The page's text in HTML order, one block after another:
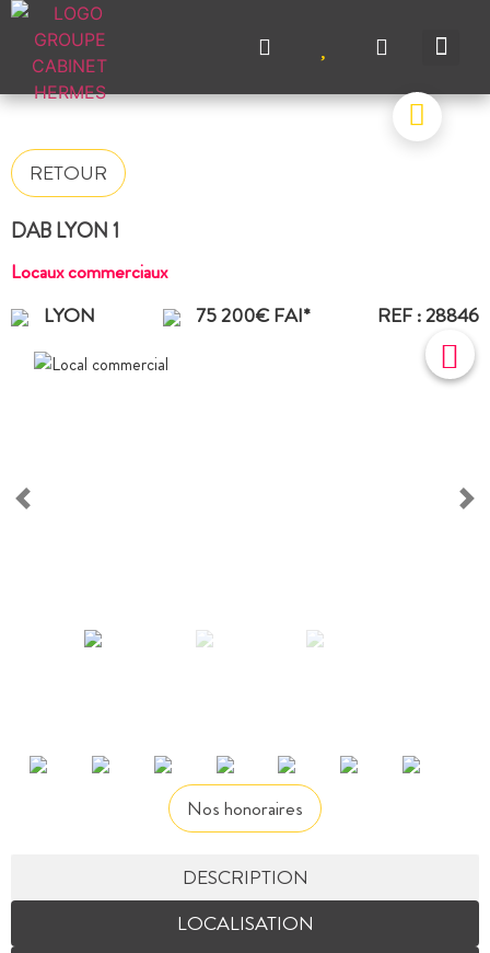
RETOUR
DAB LYON 1
Locaux commerciaux
LYON
75 200€ FAI* REF : 28846
Nos honoraires
DESCRIPTION
LOCALISATION